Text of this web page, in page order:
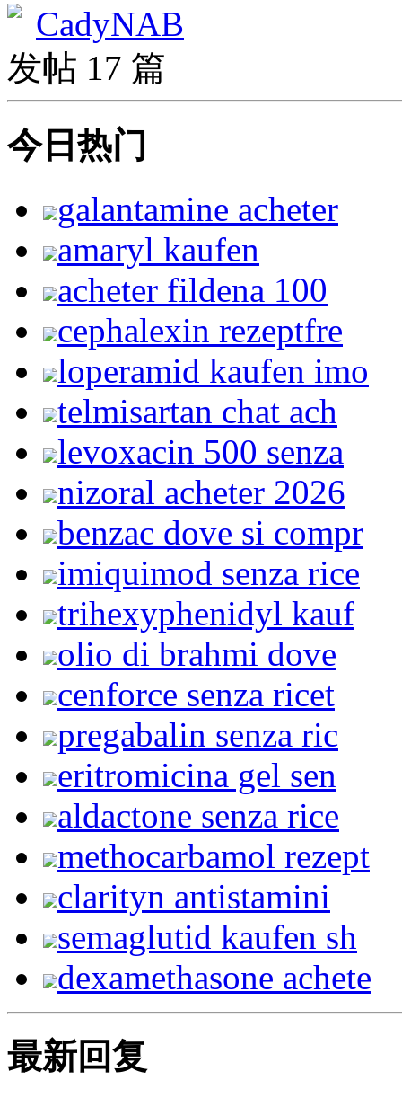
CadyNAB
发帖 17 篇
今日热门
galantamine acheter
amaryl kaufen
acheter fildena 100
cephalexin rezeptfre
loperamid kaufen imo
telmisartan chat ach
levoxacin 500 senza
nizoral acheter 2026
benzac dove si compr
imiquimod senza rice
trihexyphenidyl kauf
olio di brahmi dove
cenforce senza ricet
pregabalin senza ric
eritromicina gel sen
aldactone senza rice
methocarbamol rezept
clarityn antistamini
semaglutid kaufen sh
dexamethasone achete
最新回复